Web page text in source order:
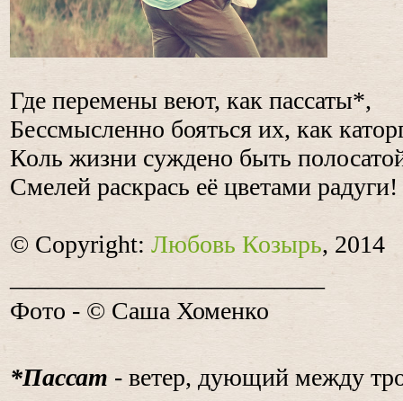
Где перемены веют, как пассаты*,
Бессмысленно бояться их, как
Коль жизни суждено быть
Смелей раскрась её цветами радуги!
© Copyright: Любовь Козырь, 2014
_________________________
Фото - © Саша Хоменко
*Пассат - ветер, дующий между